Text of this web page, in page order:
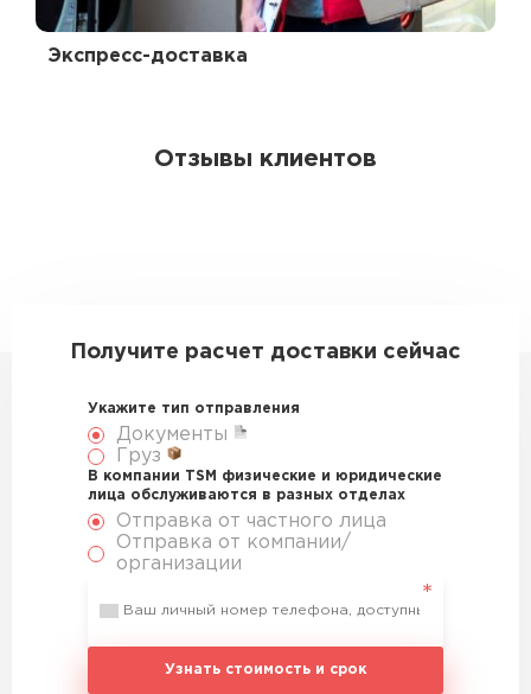
Экспресс-доставка
Отзывы клиентов
Получите расчет доставки сейчас
Укажите тип отправления
Документы
Груз
В компании TSM физические и юридические
лица обслуживаются в разных отделах
Отправка от частного лица
Отправка от компании/
организации
Узнать стоимость и срок